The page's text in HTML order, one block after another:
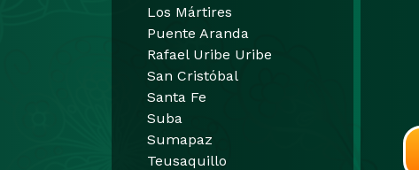
Los Mártires
Puente Aranda
Rafael Uribe Uribe
San Cristóbal
Santa Fe
Suba
Sumapaz
Teusaquillo